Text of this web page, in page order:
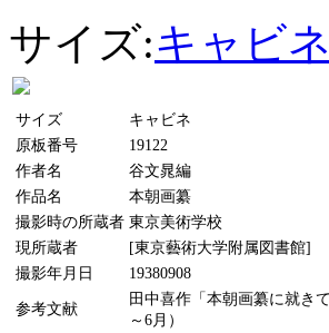
サイズ:キャビネ
サイズ
キャビネ
原板番号
19122
作者名
谷文晁編
作品名
本朝画纂
撮影時の所蔵者 東京美術学校
現所蔵者
[東京藝術大学附属図書館]
撮影年月日
19380908
参考文献
田中喜作「本朝画纂に就き
～6月）